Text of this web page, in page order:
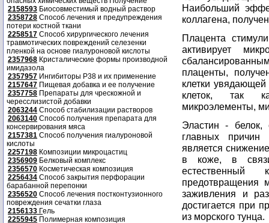
2158593 Биосовместимый водный раствор
2358728 Способ лечения и предупреждения
потери костной ткани
2258517 Способ хирургического лечения
травмотических повреждений селезенки
пленкой на основе гиалуроновой кислоты
2357968 Кристалические формы производной
имидазола
2357957 Ингибиторы P38 и их применение
2157647 Пищевая добавка и ее получение
2357758 Препараты для чрескожной и
чересслизистой добавки
2063244 Способ стабилизации растворов
2063140 Способ получения препарата для
консервирования мяса
2157381 Способ получения гиалуроновой
кислоты
2257198 Композиции микроцастиц
2356909 Белковый комплекс
2356570 Косметическая композиция
2256434 Способ закрытия перфорации
барабанной перепонки
2356520 Способ лечения постконтузионного
повреждения сечатки глаза
2156133 Гель
2255945 Полимерная композиция
Наибольший
коллагена,
Плацента
активирует
плаценты,
клетки
клеток, так
микроэлементы,
Эластин - белок,
главных причин
является
в коже, в
естественный
предотвращения
заживления и
достигается при
из морского тунца.